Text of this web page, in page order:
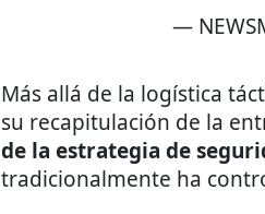
—
Más allá de la logística
su recapitulación de la
de la estrategia de
tradicionalmente ha